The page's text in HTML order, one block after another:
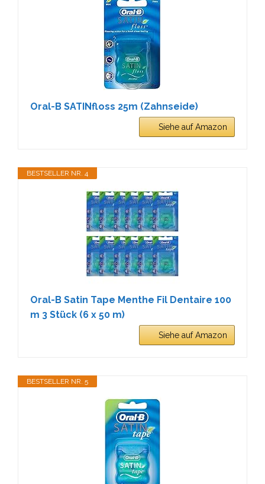
Oral-B SATINfloss 25m (Zahnseide)
Siehe auf Amazon
BESTSELLER NR. 4
Oral-B Satin Tape Menthe Fil Dentaire 100
m 3 Stück (6 x 50 m)
Siehe auf Amazon
BESTSELLER NR. 5